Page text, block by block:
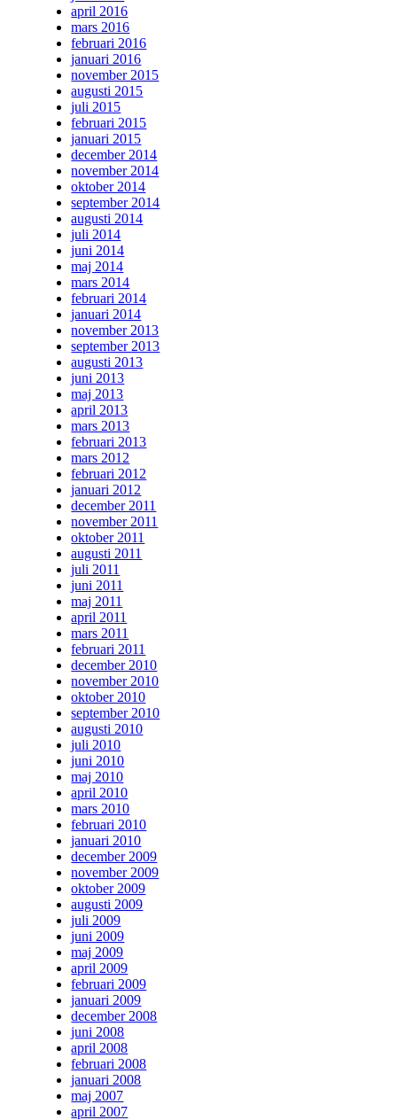
april 2016
mars 2016
februari 2016
januari 2016
november 2015
augusti 2015
juli 2015
februari 2015
januari 2015
december 2014
november 2014
oktober 2014
september 2014
augusti 2014
juli 2014
juni 2014
maj 2014
mars 2014
februari 2014
januari 2014
november 2013
september 2013
augusti 2013
juni 2013
maj 2013
april 2013
mars 2013
februari 2013
mars 2012
februari 2012
januari 2012
december 2011
november 2011
oktober 2011
augusti 2011
juli 2011
juni 2011
maj 2011
april 2011
mars 2011
februari 2011
december 2010
november 2010
oktober 2010
september 2010
augusti 2010
juli 2010
juni 2010
maj 2010
april 2010
mars 2010
februari 2010
januari 2010
december 2009
november 2009
oktober 2009
augusti 2009
juli 2009
juni 2009
maj 2009
april 2009
februari 2009
januari 2009
december 2008
juni 2008
april 2008
februari 2008
januari 2008
maj 2007
april 2007